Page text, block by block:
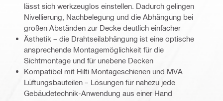
lässt sich werkzeuglos einstellen. Dadurch gelingen
Nivellierung, Nachbelegung und die Abhängung bei
großen Abständen zur Decke deutlich einfacher
Ästhetik – die Drahtseilabhängung ist eine optische
ansprechende Montagemöglichkeit für die
Sichtmontage und für unebene Decken
Kompatibel mit Hilti Montageschienen und MVA
Lüftungsbauteilen – Lösungen für nahezu jede
Gebäudetechnik-Anwendung aus einer Hand